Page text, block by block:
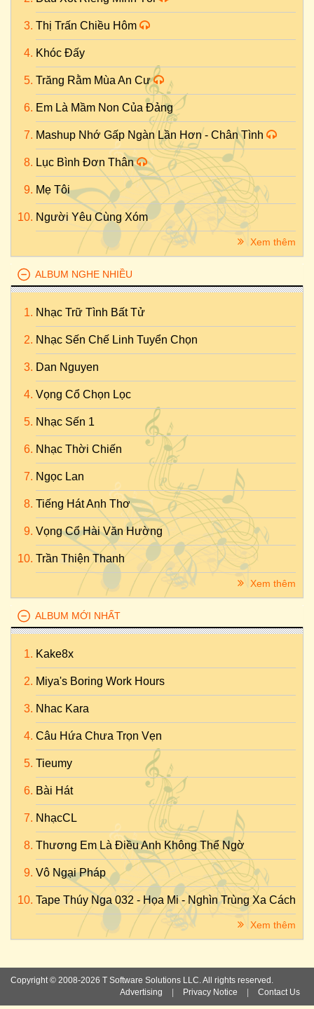
Thị Trấn Chiều Hôm
Khóc Đấy
Trăng Rằm Mùa An Cư
Em Là Mầm Non Của Đảng
Mashup Nhớ Gấp Ngàn Lần Hơn - Chân Tình
Lục Bình Đơn Thân
Mẹ Tôi
Người Yêu Cùng Xóm
Xem thêm
ALBUM NGHE NHIỀU
Nhạc Trữ Tình Bất Tử
Nhạc Sến Chế Linh Tuyển Chọn
Dan Nguyen
Vọng Cổ Chọn Lọc
Nhạc Sến 1
Nhạc Thời Chiến
Ngọc Lan
Tiếng Hát Anh Thơ
Vọng Cổ Hài Văn Hường
Trần Thiện Thanh
Xem thêm
ALBUM MỚI NHẤT
Kake8x
Miya's Boring Work Hours
Nhac Kara
Câu Hứa Chưa Trọn Vẹn
Tieumy
Bài Hát
NhạcCL
Thương Em Là Điều Anh Không Thể Ngờ
Vô Ngại Pháp
Tape Thúy Nga 032 - Họa Mi - Nghìn Trùng Xa Cách
Xem thêm
Copyright © 2008-2026 T Software Solutions LLC. All rights reserved.
Advertising
Privacy Notice Contact Us